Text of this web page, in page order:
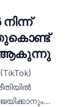
ആകുന്നു